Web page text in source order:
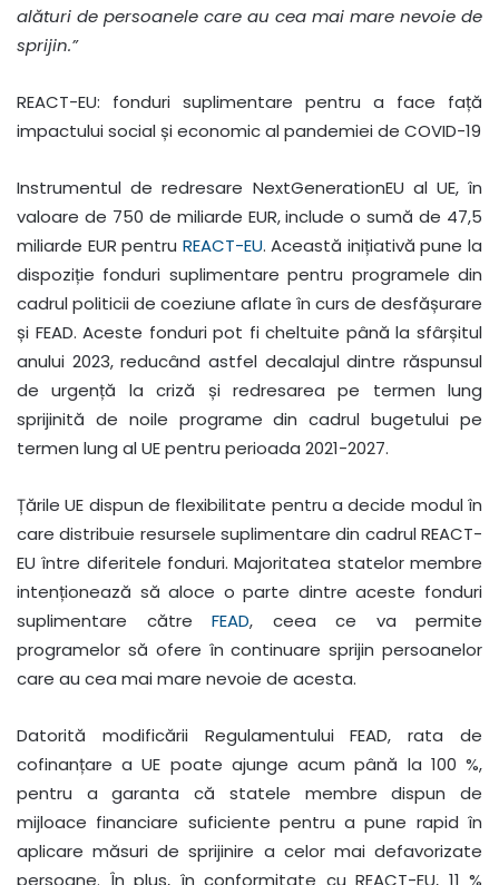
alături de persoanele care au cea mai mare nevoie de
sprijin.”
REACT-EU: fonduri suplimentare pentru a face față
impactului social și economic al pandemiei de COVID-19
Instrumentul de redresare NextGenerationEU al UE, în
valoare de 750 de miliarde EUR, include o sumă de 47,5
miliarde EUR pentru REACT-EU. Această inițiativă pune la
dispoziție fonduri suplimentare pentru programele din
cadrul politicii de coeziune aflate în curs de desfășurare
și FEAD. Aceste fonduri pot fi cheltuite până la sfârșitul
anului 2023, reducând astfel decalajul dintre răspunsul
de urgență la criză și redresarea pe termen lung
sprijinită de noile programe din cadrul bugetului pe
termen lung al UE pentru perioada 2021-2027.
Țările UE dispun de flexibilitate pentru a decide modul în
care distribuie resursele suplimentare din cadrul REACT-
EU între diferitele fonduri. Majoritatea statelor membre
intenționează să aloce o parte dintre aceste fonduri
suplimentare către FEAD, ceea ce va permite
programelor să ofere în continuare sprijin persoanelor
care au cea mai mare nevoie de acesta.
Datorită modificării Regulamentului FEAD, rata de
cofinanțare a UE poate ajunge acum până la 100 %,
pentru a garanta că statele membre dispun de
mijloace financiare suficiente pentru a pune rapid în
aplicare măsuri de sprijinire a celor mai defavorizate
persoane. În plus, în conformitate cu REACT-EU, 11 %